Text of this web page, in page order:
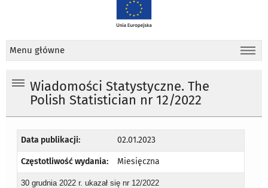
Menu główne
Wiadomości Statystyczne. The
Polish Statistician nr 12/2022
Data publikacji: 02.01.2023
Częstotliwość wydania: Miesięczna
30 grudnia 2022 r. ukazał się nr 12/2022